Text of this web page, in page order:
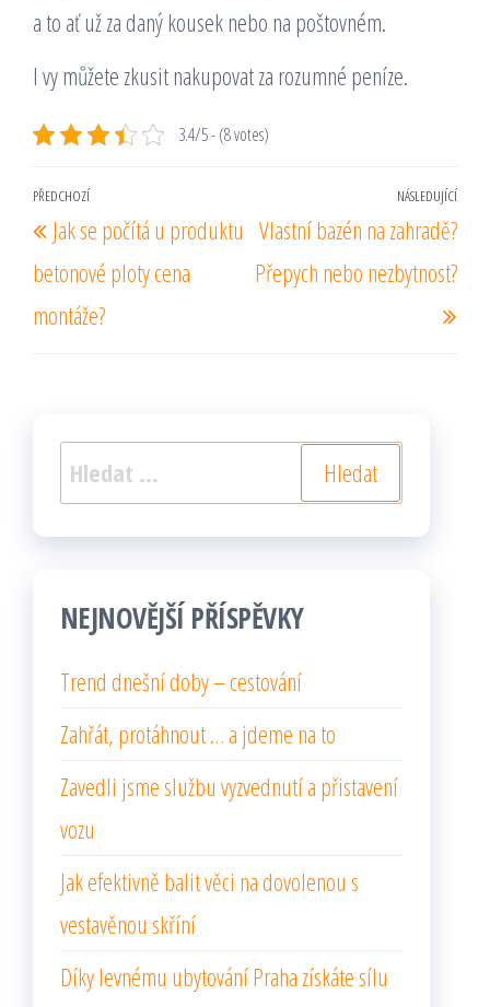
a to ať už za daný kousek nebo na poštovném.
I vy můžete zkusit nakupovat za rozumné peníze.
3.4/5 - (8 votes)
Navigace
pro
příspěvek
Předchozí
příspěvek
PŘEDCHOZÍ
Jak se počítá u produktu
betonové ploty cena
montáže?
NÁSLEDUJÍCÍ
Vlastní bazén na zahradě?
Přepych nebo nezbytnost?
Vyhledávání
NEJNOVĚJŠÍ PŘÍSPĚVKY
Trend dnešní doby – cestování
Zahřát, protáhnout … a jdeme na to
Zavedli jsme službu vyzvednutí a přistavení
vozu
Jak efektivně balit věci na dovolenou s
vestavěnou skříní
Díky levnému ubytování Praha získáte sílu